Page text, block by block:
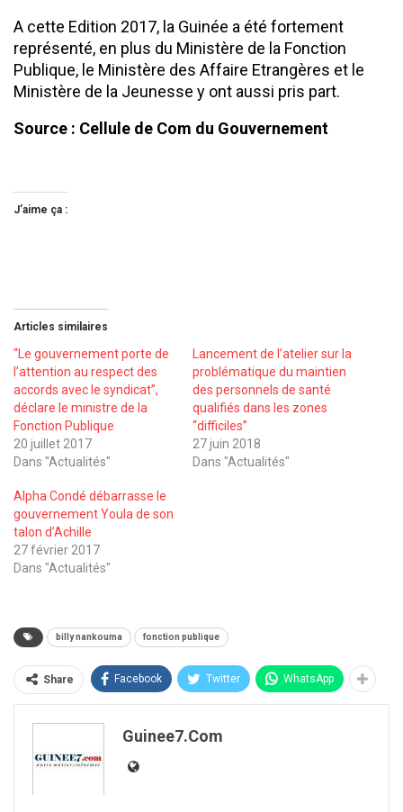
A cette Edition 2017, la Guinée a été fortement
représenté, en plus du Ministère de la Fonction
Publique, le Ministère des Affaire Etrangères et le
Ministère de la Jeunesse y ont aussi pris part.
Source : Cellule de Com du Gouvernement
J’aime ça :
Articles similaires
‘‘Le gouvernement porte de
l’attention au respect des
accords avec le syndicat’’,
déclare le ministre de la
Fonction Publique
20 juillet 2017
Dans "Actualités"
Lancement de l’atelier sur la
problématique du maintien
des personnels de santé
qualifiés dans les zones
‘‘difficiles’’
27 juin 2018
Dans "Actualités"
Alpha Condé débarrasse le
gouvernement Youla de son
talon d’Achille
27 février 2017
Dans "Actualités"
billy nankouma fonction publique
Share Facebook Twitter WhatsApp
Guinee7.com